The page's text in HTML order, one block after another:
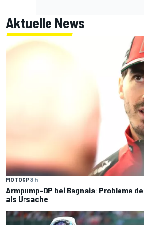
Aktuelle News
MOTOGP3 h
Armpump-OP bei Bagnaia: Probleme
als Ursache